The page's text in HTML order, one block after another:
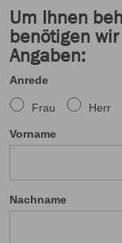
Um Ihnen
benötigen
Angaben:
Anrede
Frau Herr
Vorname
Nachname